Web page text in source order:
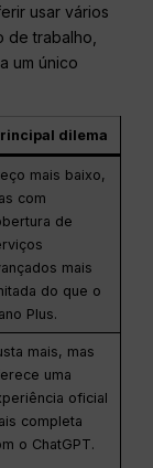
usar vários
de trabalho,
um único
dilema
mais baixo,
com
de
mais
do que o
Plus.
mais, mas
uma
oficial
completa
o ChatGPT.